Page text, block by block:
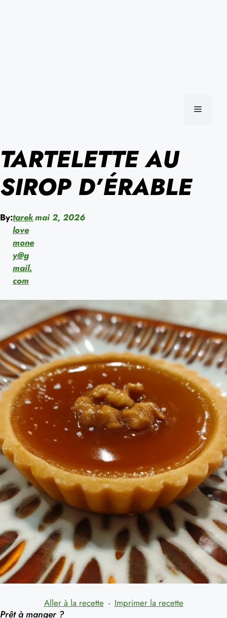
MENU
TARTELETTE AU
SIROP D’ÉRABLE
By:tarek
love
mone
y@g
mail.
com
mai 2, 2026
Aller à la recette · Imprimer la recette
Prêt à manger ?